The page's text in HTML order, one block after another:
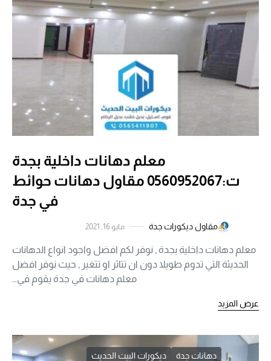
معلم دهانات داخلية بجدة
ت:0560952067 مقاول دهانات حوائط
في جدة
مقاول ديكورات جدة مايو 16, 2021
معلم دهانات داخلية بجدة , نوفر لكم افضل واجود انواع الدهانات
الحديثة التي تدوم طويلا دون ان تتاثر او تتغير , حيث نوفر افضل
معلم دهانات في جدة يقوم في…
عرض المزيد
دهانات جدة ديكورات البيت الحديث